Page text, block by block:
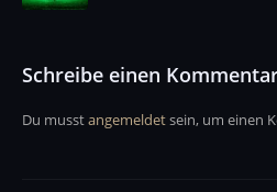
Schreibe einen
Du musstangemeldetsein, um einen